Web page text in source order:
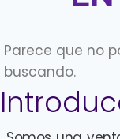
Parece que no
buscando.